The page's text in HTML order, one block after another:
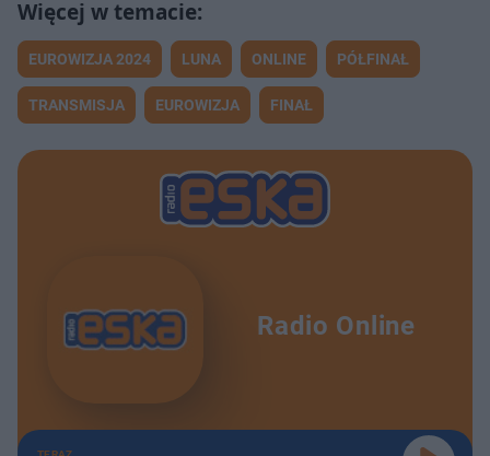
EUROWIZJA 2024 LUNA ONLINE PÓŁFINAŁ
TRANSMISJA EUROWIZJA FINAŁ
Radio Online